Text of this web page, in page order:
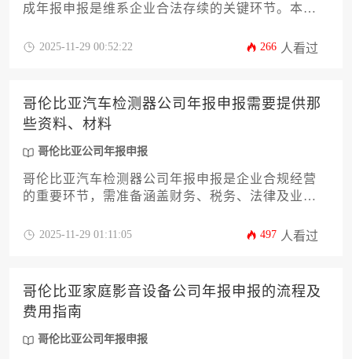
成年报申报是维系企业合法存续的关键环节。本文
求，涵盖从基础资质审核、财务状况披露到税务合
司年报申报，规避潜在的行政风险。
2025-11-29 00:52:22 266 人看过
哥伦比亚汽车检测器公司年报申报需要提供那
些资料、材料
哥伦比亚公司年报申报
哥伦比亚汽车检测器公司年报申报是企业合规经营
的重要环节，需准备涵盖财务、税务、法律及业务
心材料及申报要点，帮助企业高效完成合规申报，
2025-11-29 01:11:05 497 人看过
哥伦比亚家庭影音设备公司年报申报的流程及
费用指南
哥伦比亚公司年报申报